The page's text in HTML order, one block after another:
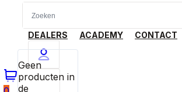
DEALERS ACADEMY CONTACT
Geen
producten in
de